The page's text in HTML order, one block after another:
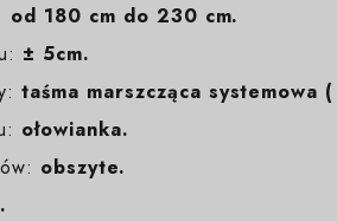
od 180 cm do 230 cm.
± 5cm.
taśma marszcząca systemowa
ołowianka.
obszyte.